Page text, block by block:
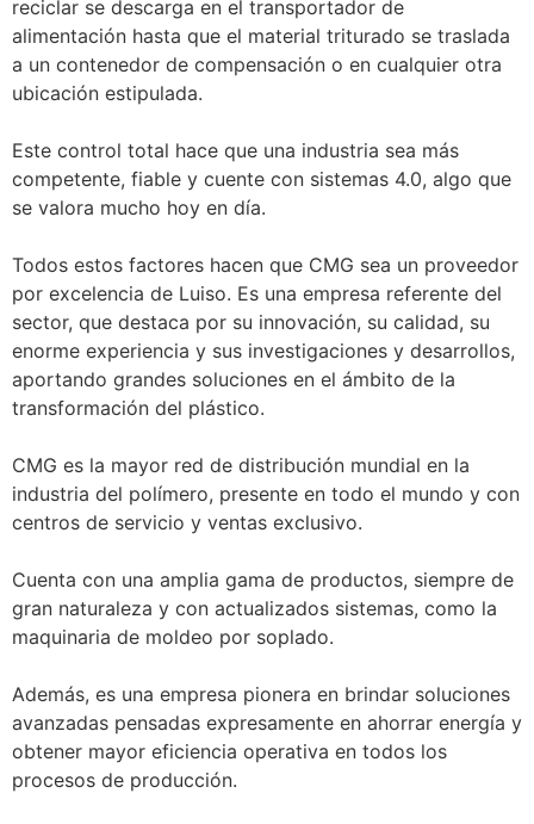
reciclar se descarga en el transportador de
alimentación hasta que el material triturado se traslada
a un contenedor de compensación o en cualquier otra
ubicación estipulada.
Este control total hace que una industria sea más
competente, fiable y cuente con sistemas 4.0, algo que
se valora mucho hoy en día.
Todos estos factores hacen que CMG sea un proveedor
por excelencia de Luiso. Es una empresa referente del
sector, que destaca por su innovación, su calidad, su
enorme experiencia y sus investigaciones y desarrollos,
aportando grandes soluciones en el ámbito de la
transformación del plástico.
CMG es la mayor red de distribución mundial en la
industria del polímero, presente en todo el mundo y con
centros de servicio y ventas exclusivo.
Cuenta con una amplia gama de productos, siempre de
gran naturaleza y con actualizados sistemas, como la
maquinaria de moldeo por soplado.
Además, es una empresa pionera en brindar soluciones
avanzadas pensadas expresamente en ahorrar energía y
obtener mayor eficiencia operativa en todos los
procesos de producción.